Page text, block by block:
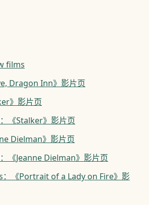
films
Dragon Inn》影片页
》影片页
《Stalker》影片页
Dielman》影片页
《Jeanne Dielman》影片页
：《Portrait of a Lady on Fire》影